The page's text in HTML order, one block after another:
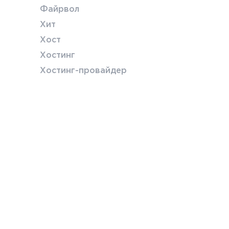
Файрвол
Хит
Хост
Хостинг
Хостинг-провайдер